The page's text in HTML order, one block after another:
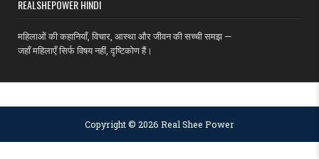
REALSHEPOWER HINDI
महिलाओं की कहानियाँ, विचार, आस्था और जीवन की सच्ची समझ —
जहाँ महिलाएँ सिर्फ विषय नहीं, दृष्टिकोण हैं।
Copyright © 2026 Real Shee Power